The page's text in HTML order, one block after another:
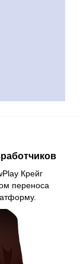
Крейг
переноса